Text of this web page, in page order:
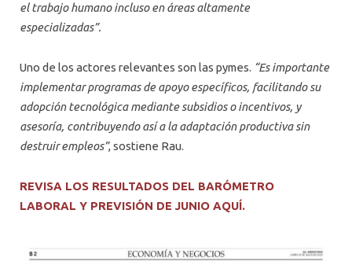
el trabajo humano incluso en áreas altamente
especializadas”.
Uno de los actores relevantes son las pymes. “Es importante
implementar programas de apoyo específicos, facilitando su
adopción tecnológica mediante subsidios o incentivos, y
asesoría, contribuyendo así a la adaptación productiva sin
destruir empleos”, sostiene Rau.
REVISA LOS RESULTADOS DEL BARÓMETRO
LABORAL Y PREVISIÓN DE JUNIO AQUÍ.